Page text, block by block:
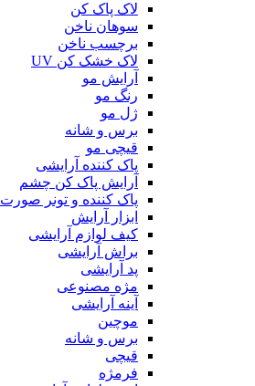
لاک پاک کن
سوهان ناخن
برچسب ناخن
لاک خشک کن UV
آرایش مو
رنگ مو
ژل مو
برس و شانه
قیچی مو
پاک کننده آرایشی
آرایش پاک کن چشم
پاک کننده و تونر صورت
ابزار آرایش
کیف لوازم آرایشی
براش آرایشی
پد آرایشی
مژه مصنوعی
آینه آرایشی
موچین
برس و شانه
قیچی
فرمژه